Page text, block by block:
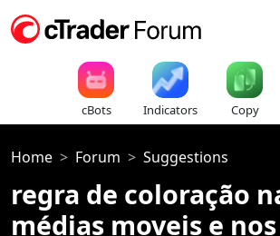
cBots Indicators Copy
Home Forum Suggestions
regra de coloração
médias moveis e nos